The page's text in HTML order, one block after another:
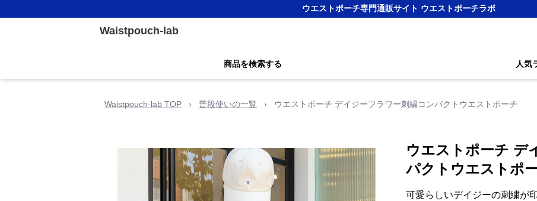
ウエストポーチ専門通販サイト ウエストポーチラボ
Waistpouch-lab
商品を検索する 人気
Waistpouch-lab TOP › 普段使いの一覧 › ウエストポーチ デイジーフラワー刺繍コンパクトウエストポーチ
ウエストポーチ デ
パクトウエストポ
可愛らしいデイジーの刺繍が